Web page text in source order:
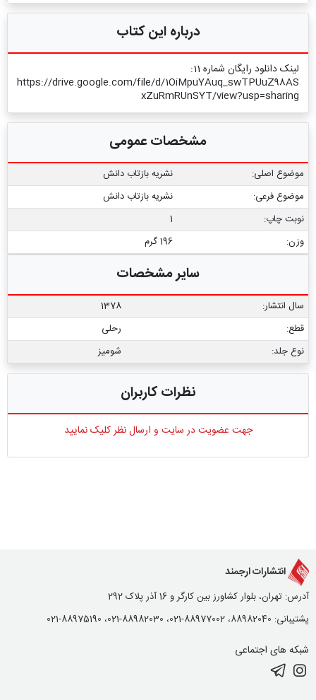
درباره این کتاب
لینک دانلود رایگان شماره 11:
https://drive.google.com/file/d/1OiMpuYAuq_swTPUuZ98AS
xZuRmRUnSYT/view?usp=sharing
مشخصات عمومی
موضوع اصلی:
نشریه بازتاب دانش
موضوع فرعی:
نشریه بازتاب دانش
نوبت چاپ:
1
وزن:
196 گرم
سایر مشخصات
سال انتشار:
1378
قطع:
رحلی
نوع جلد:
شومیز
نظرات کاربران
جهت عضویت در سایت و ارسال نظر کلیک نمایید
انتشارات ارجمند
آدرس: تهران، بلوار کشاورز بین کارگر و 16 آذر پلاک 292
پشتیبانی: 88982040، 88977002-021، 88982030-021، 88975190-021
شبکه های اجتماعی